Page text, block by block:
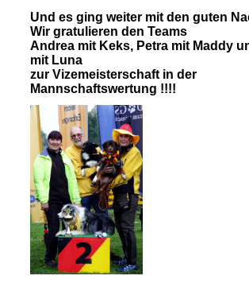
Und es ging weiter mit den guten
Wir gratulieren den Teams
Andrea mit Keks, Petra mit Maddy
mit Luna
zurVizemeisterschaft in der
Mannschaftswertung !!!!